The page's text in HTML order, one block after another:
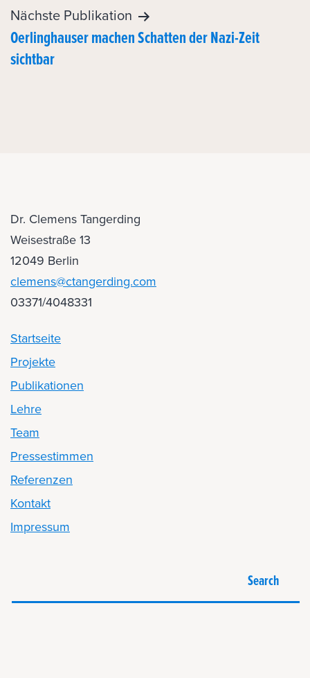
Nächste Publikation
Oerlinghauser machen Schatten der Nazi-Zeit
sichtbar
Dr. Clemens Tangerding
Weisestraße 13
12049 Berlin
clemens@ctangerding.com
03371/4048331
Startseite
Projekte
Publikationen
Lehre
Team
Pressestimmen
Referenzen
Kontakt
Impressum